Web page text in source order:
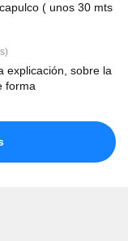
( unos 30 mts
explicación, sobre la
forma